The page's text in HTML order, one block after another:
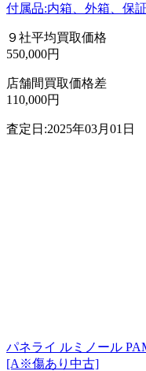
付属品:内箱、外箱、保
９社平均買取価格
550,000円
店舗間買取価格差
110,000円
査定日:2025年03月01日
パネライ ルミノール
[A※傷あり中古]